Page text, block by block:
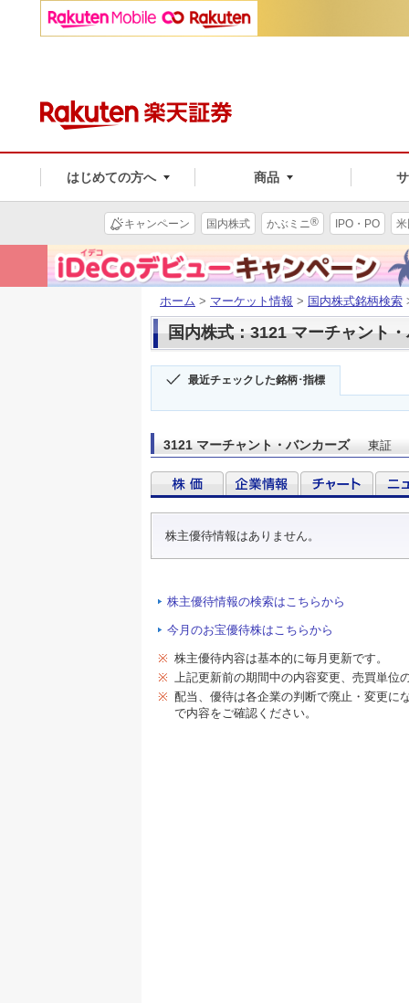
はじめての方へ 商品
キャンペーン 国内株式 かぶミニ® IPO・PO
ホーム > マーケット情報 > 国内株式銘柄検索
国内株式：3121 マーチャント
最近チェックした銘柄･指標
3121 マーチャント・バンカーズ 東証
株主優待情報はありません。
株主優待情報の検索はこちらから
今月のお宝優待株はこちらから
※ 株主優待内容は基本的に毎月更新です。
※ 上記更新前の期間中の内容変更、売買単位
※ 配当、優待は各企業の判断で廃止・変更に
で内容をご確認ください。